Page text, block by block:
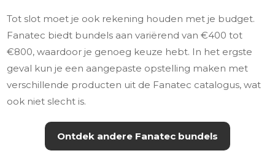
Tot slot moet je ook rekening houden met je budget.
Fanatec biedt bundels aan variërend van €400 tot
€800, waardoor je genoeg keuze hebt. In het ergste
geval kun je een aangepaste opstelling maken met
verschillende producten uit de Fanatec catalogus, wat
ook niet slecht is.
Ontdek andere Fanatec bundels